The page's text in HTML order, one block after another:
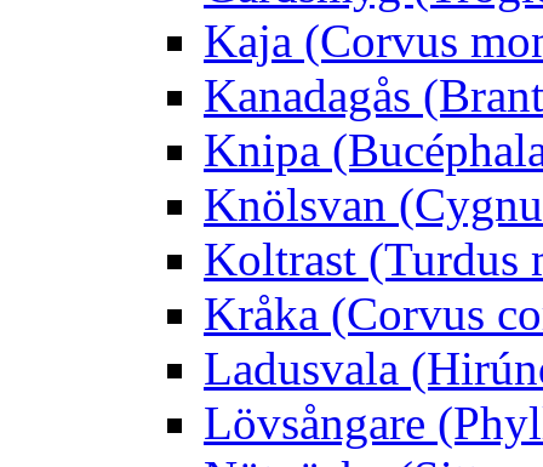
Kaja (Corvus
Kanadagås
Knipa
Knölsvan
Koltrast (Turdus
Kråka (Corvus
Ladusvala
Lövsångare